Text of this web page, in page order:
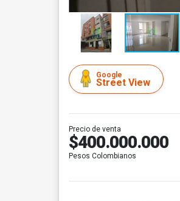
Google
Street View
Precio de venta
$400.000.000
Pesos Colombianos